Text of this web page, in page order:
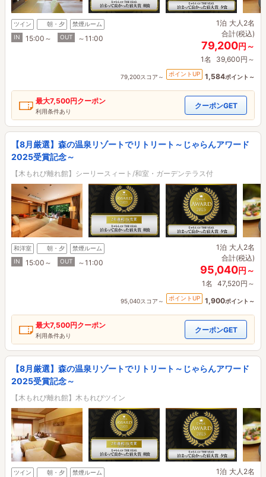
ツイン 朝・夕
禁煙ルーム
IN
15:00～ OUT ～11:00
1泊 大人2名
合計(税込)
79,200円～
1名 39,600円～
79,200スコア～ ポイントUP 1,584ポイント～
最大7,500円クーポン
利用条件あり
クーポンGET
【8月厳選】森の温泉リゾートでリトリート～じゃらんアワード
2025受賞記念～
【木もれび離れ館】シーリースィート/和室・ガーデンテラス付
和洋室 朝・夕
禁煙ルーム
IN
15:00～ OUT ～11:00
1泊 大人2名
合計(税込)
95,040円～
1名 47,520円～
95,040スコア～ ポイントUP 1,900ポイント～
最大7,500円クーポン
利用条件あり
クーポンGET
【8月厳選】森の温泉リゾートでリトリート～じゃらんアワード
2025受賞記念～
【木もれび離れ館】木もれびツイン
ツイン 朝・夕 禁煙ルーム 1泊 大人2名